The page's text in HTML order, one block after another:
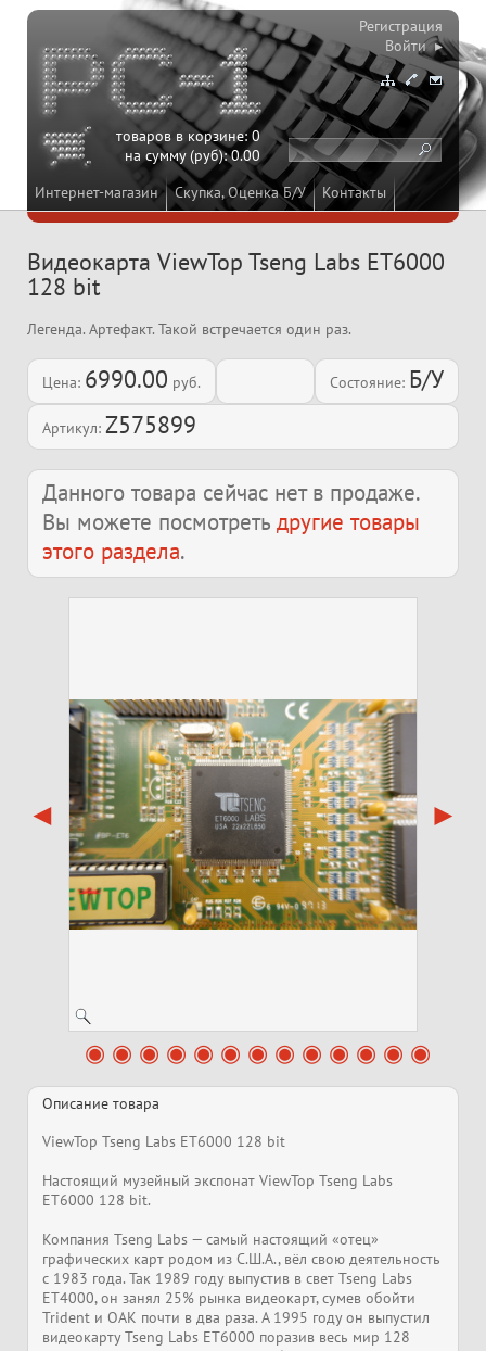
Интернет-магазин Скупка, Оценка Б/У Контакты
товаров в корзине:0
на сумму (руб):0.00
Регистрация
Войти ▸
Видеокарта ViewTop Tseng Labs ET6000
128 bit
Легенда. Артефакт. Такой встречается один раз.
Цена: 6990.00 руб. Состояние: Б/У
Артикул: Z575899
Данного товара сейчас нет в продаже.
Вы можете посмотреть другие товары
этого раздела.
Описание товара
ViewTop Tseng Labs ET6000 128 bit
Настоящий музейный экспонат ViewTop Tseng Labs
ET6000 128 bit.
Компания Tseng Labs — самый настоящий «отец»
графических карт родом из С.Ш.А., вёл свою деятельность
с 1983 года. Так 1989 году выпустив в свет Tseng Labs
ET4000, он занял 25% рынка видеокарт, сумев обойти
Trident и OAK почти в два раза. А 1995 году он выпустил
видеокарту Tseng Labs ET6000 поразив весь мир 128